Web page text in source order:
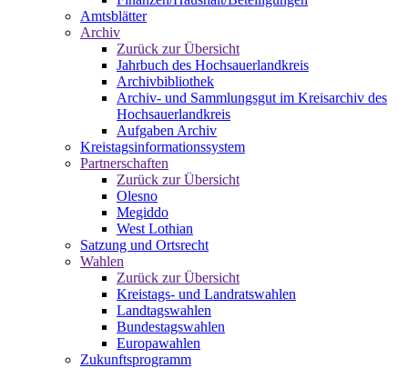
Amtsblätter
Archiv
Zurück zur Übersicht
Jahrbuch des Hochsauerlandkreis
Archivbibliothek
Archiv- und Sammlungsgut im Kreisarchiv des
Hochsauerlandkreis
Aufgaben Archiv
Kreistagsinformationssystem
Partnerschaften
Zurück zur Übersicht
Olesno
Megiddo
West Lothian
Satzung und Ortsrecht
Wahlen
Zurück zur Übersicht
Kreistags- und Landratswahlen
Landtagswahlen
Bundestagswahlen
Europawahlen
Zukunftsprogramm